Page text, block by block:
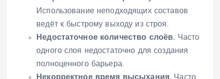
Использование неподходящих составов
ведёт к быстрому выходу из строя.
Недостаточное количество слоёв. Часто
одного слоя недостаточно для создания
полноценного барьера.